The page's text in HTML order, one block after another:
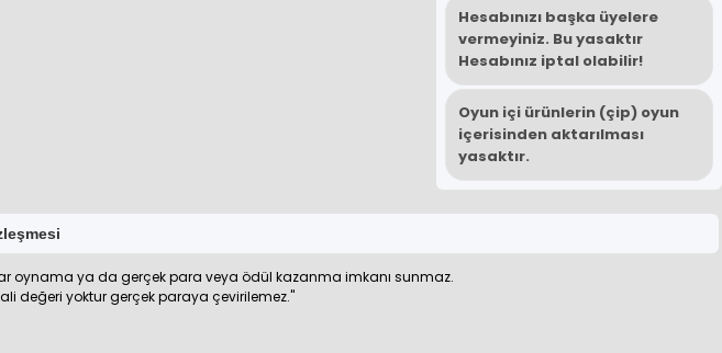
Hesabınızı başka üyelere
vermeyiniz. Bu yasaktır
Hesabınız iptal olabilir!
Oyun içi ürünlerin (çip) oyun
içerisinden aktarılması
yasaktır.
oynama ya da gerçek para veya ödül kazanma imkanı sunmaz.
değeri yoktur gerçek paraya çevirilemez."